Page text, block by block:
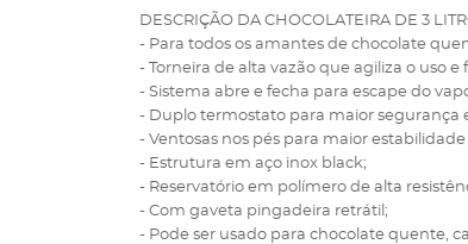
DESCRIÇÃO DA CHOCOLATEIRA DE 3
- Para todos os amantes de chocolate
- Torneira de alta vazão que agiliza o uso e
- Sistema abre e fecha para escape do
- Duplo termostato para maior segurança
- Ventosas nos pés para maior
- Estrutura em aço inox black;
- Reservatório em polímero de alta
- Com gaveta pingadeira retrátil;
- Pode ser usado para chocolate quente,